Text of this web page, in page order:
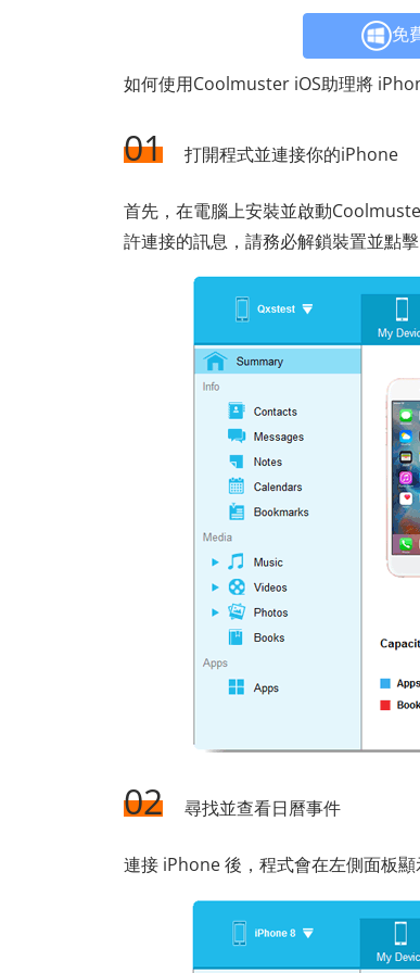
免
如何使用Coolmuster iOS助理將
01 打開程式並連接你的iPhone
首先，在電腦上安裝並啟動
許連接的訊息，請務必解鎖裝置並點擊
02 尋找並查看日曆事件
連接 iPhone 後，程式會在左側面板